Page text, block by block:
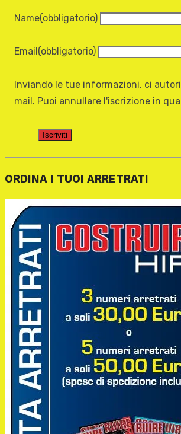
Name(obbligatorio)
Email(obbligatorio)
Inviando le tue informazioni, ci
mail. Puoi annullare l'iscrizione in
Iscriviti
ORDINA I TUOI ARRETRATI